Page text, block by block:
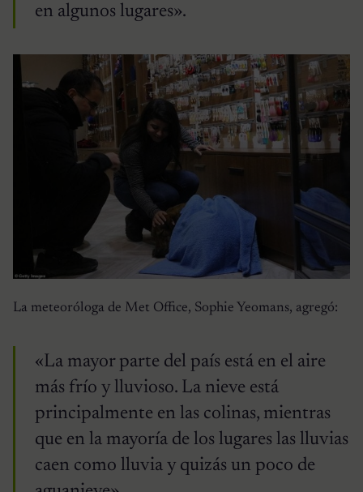
en algunos lugares».
La meteoróloga de Met Office, Sophie Yeomans, agregó:
«La mayor parte del país está en el aire
más frío y lluvioso. La nieve está
principalmente en las colinas, mientras
que en la mayoría de los lugares las lluvias
caen como lluvia y quizás un poco de